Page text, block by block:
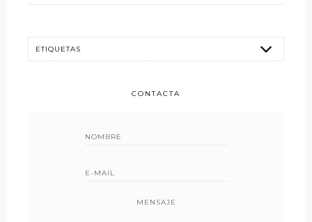
CONTACTA
MENSAJE